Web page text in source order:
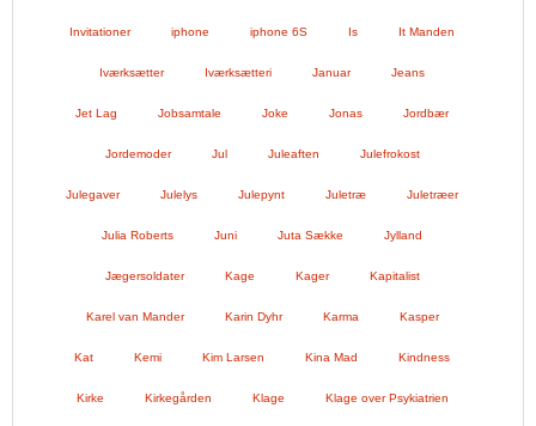
Invitationer iphone iphone 6S Is It Manden
Iværksætter Iværksætteri Januar Jeans
Jet Lag Jobsamtale Joke Jonas Jordbær
Jordemoder Jul Juleaften Julefrokost
Julegaver Julelys Julepynt Juletræ Juletræer
Julia Roberts Juni Juta Sække Jylland
Jægersoldater Kage Kager Kapitalist
Karel van Mander Karin Dyhr Karma Kasper
Kat Kemi Kim Larsen Kina Mad Kindness
Kirke Kirkegården Klage Klage over Psykiatrien